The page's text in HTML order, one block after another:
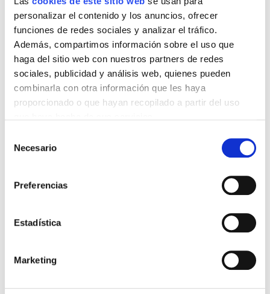
personalizar el contenido y los anuncios, ofrecer
funciones de redes sociales y analizar el tráfico.
Además, compartimos información sobre el uso que
haga del sitio web con nuestros partners de redes
sociales, publicidad y análisis web, quienes pueden
combinarla con otra información que les haya
proporcionado o que hayan recopilado a partir del uso
Puedevisitar la Política de cookies para esta página
Necesario
Preferencias
Estadística
Marketing
Añadir al carrito Añadir al carrito
175,00 €
Juntas Filtros de agua para toda la casa